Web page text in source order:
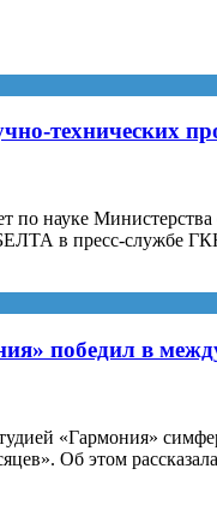
технических
по науке
в пресс-службе
победил в
«Гармония»
Об этом